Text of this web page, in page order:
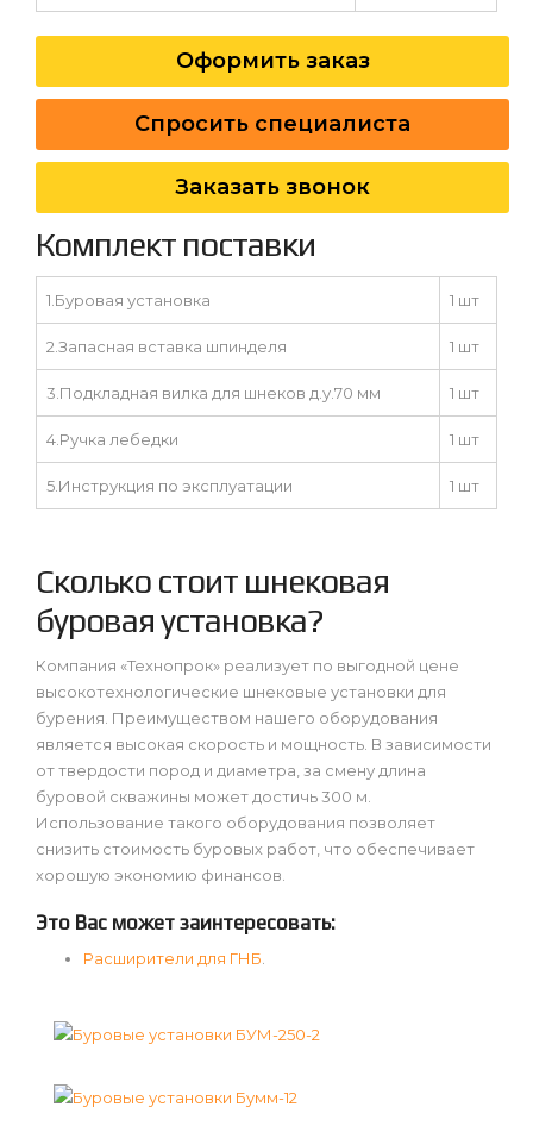
Оформить заказ
Спросить специалиста
Заказать звонок
Комплект поставки
1.Буровая установка 1 шт
2.Запасная вставка шпинделя 1 шт
3.Подкладная вилка для шнеков д.у.70 мм 1 шт
4.Ручка лебедки 1 шт
5.Инструкция по эксплуатации 1 шт
Сколько стоит шнековая
буровая установка?
Компания «Технопрок» реализует по выгодной цене
высокотехнологические шнековые установки для
бурения. Преимуществом нашего оборудования
является высокая скорость и мощность. В зависимости
от твердости пород и диаметра, за смену длина
буровой скважины может достичь 300 м.
Использование такого оборудования позволяет
снизить стоимость буровых работ, что обеспечивает
хорошую экономию финансов.
Это Вас может заинтересовать:
Расширители для ГНБ